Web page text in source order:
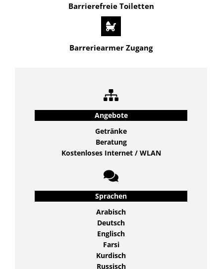
Barrierefreie Toiletten
Barreriearmer Zugang
Angebote
Getränke
Beratung
Kostenloses Internet / WLAN
Sprachen
Arabisch
Deutsch
Englisch
Farsi
Kurdisch
Russisch